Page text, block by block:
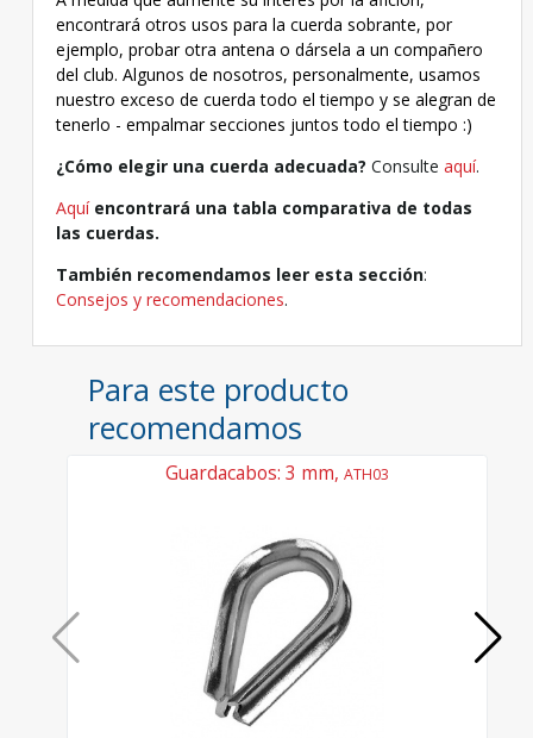
encontrará otros usos para la cuerda sobrante, por
ejemplo, probar otra antena o dársela a un compañero
del club. Algunos de nosotros, personalmente, usamos
nuestro exceso de cuerda todo el tiempo y se alegran de
tenerlo - empalmar secciones juntos todo el tiempo :)
¿Cómo elegir una cuerda adecuada? Consulte aquí.
Aquí encontrará una tabla comparativa de todas
las cuerdas.
También recomendamos leer esta sección:
Consejos y recomendaciones.
Para este producto
recomendamos
Guardacabos: 3 mm,ATH03